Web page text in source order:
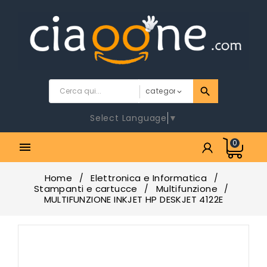
Select Language ▼
 0
Home
Elettronica e Informatica
Stampanti e cartucce
Multifunzione
MULTIFUNZIONE INKJET HP DESKJET 4122E